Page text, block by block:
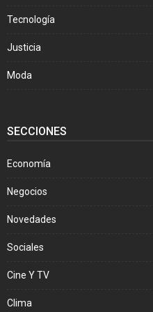
Tecnología
Justicia
Moda
SECCIONES
Economía
Negocios
Novedades
Sociales
Cine Y TV
Clima